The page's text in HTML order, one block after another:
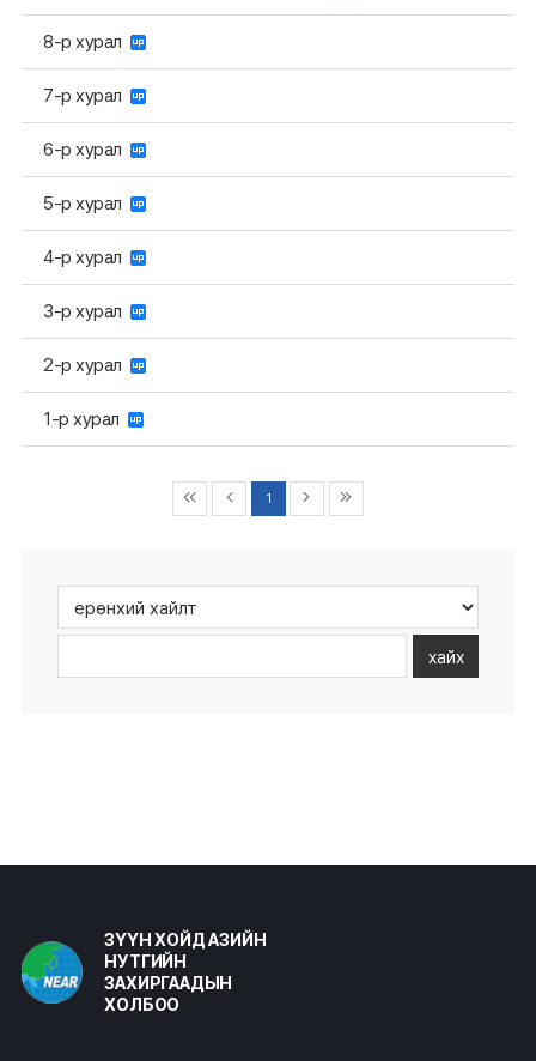
8-р хурал
7-р хурал
6-р хурал
5-р хурал
4-р хурал
3-р хурал
2-р хурал
1-р хурал
1
хайх
ЗҮҮН ХОЙД АЗИЙН
НУТГИЙН
ЗАХИРГААДЫН
ХОЛБОО